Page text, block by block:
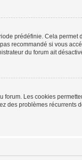
prédéfinie. Cela permet
recommandé si vous
du forum ait
Les cookies
des problèmes récurrents